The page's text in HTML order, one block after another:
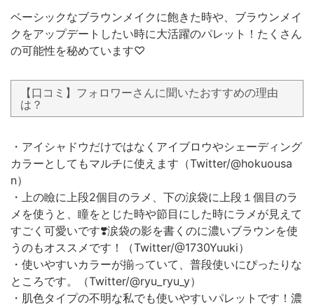
ベーシックなブラウンメイクに飽きた時や、ブラウンメイ
クをアップデートしたい時に大活躍のパレット！たくさん
の可能性を秘めています♡
【口コミ】フォロワーさんに聞いたおすすめの理由
は？
・アイシャドウだけではなくアイブロウやシェーディング
カラーとしてもマルチに使えます（Twitter/@hokuousa
n）
・上の瞼に上段2個目のラメ、下の涙袋に上段１個目のラ
メを使うと、瞳をとじた時や節目にした時にラメが見えて
すごく可愛いです❣️涙袋の影を書くのに濃いブラウンを使
うのもオススメです！（Twitter/@1730Yuuki）
・使いやすいカラーが揃っていて、普段使いにぴったりな
ところです。（Twitter/@ryu_ryu_y）
・肌色タイプの不明な私でも使いやすいパレットです！濃